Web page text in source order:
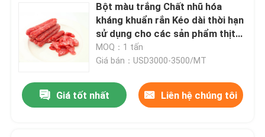
Kiểm soát chất lượng
Liên hệ chúng tôi
Tin tức
Bột màu trắng Chất nhũ hóa
kháng khuẩn rắn Kéo dài thời hạn
sử dụng cho các sản phẩm thịt
GML
MOQ：1 tấn
Giá bán：USD3000-3500/MT
Giá tốt nhất Liên hệ chúng tôi